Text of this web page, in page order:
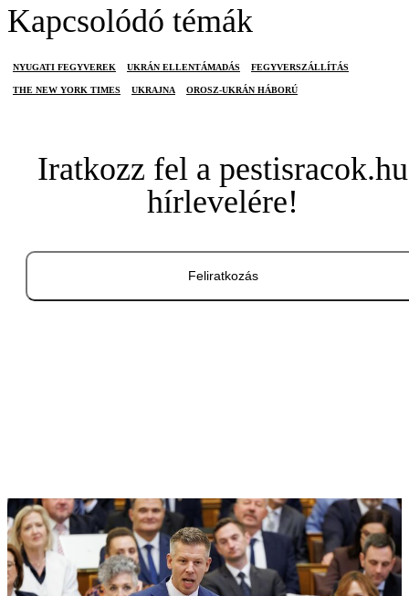
Kapcsolódó témák
NYUGATI FEGYVEREK UKRÁN ELLENTÁMADÁS FEGYVERSZÁLLÍTÁS
THE NEW YORK TIMES UKRAJNA OROSZ-UKRÁN HÁBORÚ
Iratkozz fel a pestisracok.hu
hírlevelére!
Feliratkozás